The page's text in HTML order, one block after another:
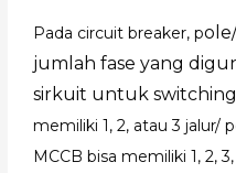
Pada circuit breaker, p
jumlah fase yang
sirkuit untuk
memiliki 1, 2, atau 3 jalur/
MCCB bisa memiliki 1, 2,